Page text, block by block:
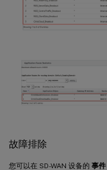
故障排除
您可以在 SD-WAN 设备的 事件